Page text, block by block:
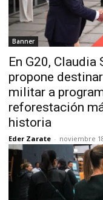
Banner
En G20, Claudia
propone
militar a
reforestación
historia
Eder Zarate - noviembre